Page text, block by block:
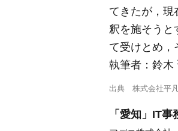
てきたが，現
釈を施そうと
て受けとめ，
執筆者： 鈴木
出典 株式会社平
「愛知」IT